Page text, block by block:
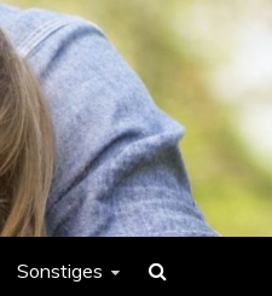
Sonstiges